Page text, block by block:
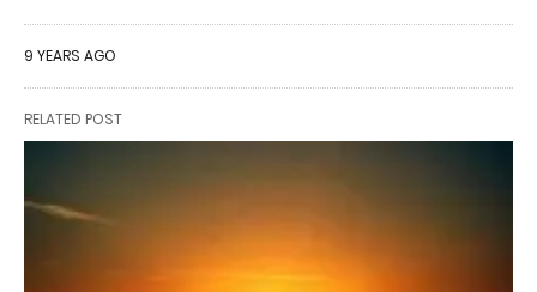
9 YEARS AGO
RELATED POST